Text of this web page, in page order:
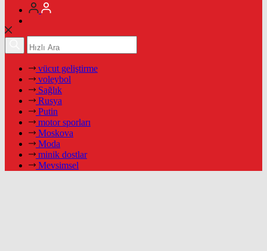
vücut geliştirme
voleybol
Sağlık
Rusya
Putin
motor sporları
Moskova
Moda
minik dostlar
Mevsimsel